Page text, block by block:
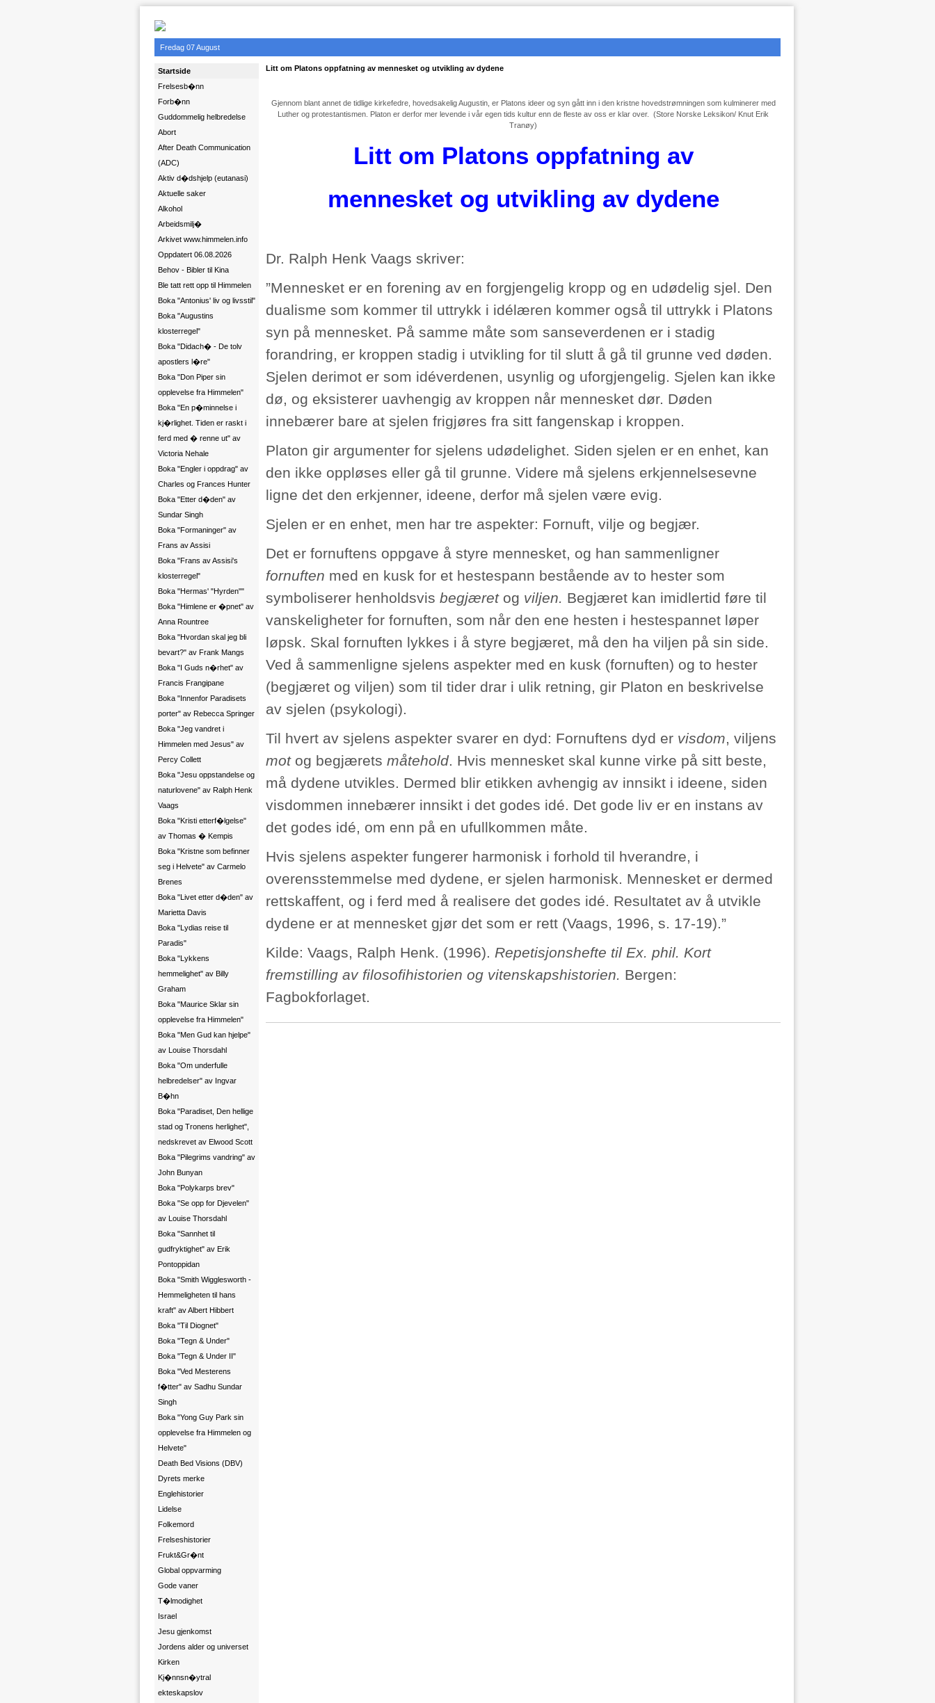
Fredag 07 August
Startside
Frelsesb�nn
Forb�nn
Guddommelig helbredelse
Abort
After Death Communication
(ADC)
Aktiv d�dshjelp (eutanasi)
Aktuelle saker
Alkohol
Arbeidsmilj�
Arkivet www.himmelen.info
Oppdatert 06.08.2026
Behov - Bibler til Kina
Ble tatt rett opp til Himmelen
Boka "Antonius' liv og livsstil"
Boka "Augustins
klosterregel"
Boka "Didach� - De tolv
apostlers l�re"
Boka "Don Piper sin
opplevelse fra Himmelen"
Boka "En p�minnelse i
kj�rlighet. Tiden er raskt i
ferd med � renne ut" av
Victoria Nehale
Boka "Engler i oppdrag" av
Charles og Frances Hunter
Boka "Etter d�den" av
Sundar Singh
Boka "Formaninger" av
Frans av Assisi
Boka "Frans av Assisi's
klosterregel"
Boka "Hermas' "Hyrden""
Boka "Himlene er �pnet" av
Anna Rountree
Boka "Hvordan skal jeg bli
bevart?" av Frank Mangs
Boka "I Guds n�rhet" av
Francis Frangipane
Boka "Innenfor Paradisets
porter" av Rebecca Springer
Boka "Jeg vandret i
Himmelen med Jesus" av
Percy Collett
Boka "Jesu oppstandelse og
naturlovene" av Ralph Henk
Vaags
Boka "Kristi etterf�lgelse"
av Thomas � Kempis
Boka "Kristne som befinner
seg i Helvete" av Carmelo
Brenes
Boka "Livet etter d�den" av
Marietta Davis
Boka "Lydias reise til
Paradis"
Boka "Lykkens
hemmelighet" av Billy
Graham
Boka "Maurice Sklar sin
opplevelse fra Himmelen"
Boka "Men Gud kan hjelpe"
av Louise Thorsdahl
Boka "Om underfulle
helbredelser" av Ingvar
B�hn
Boka "Paradiset, Den hellige
stad og Tronens herlighet",
nedskrevet av Elwood Scott
Boka "Pilegrims vandring" av
John Bunyan
Boka "Polykarps brev"
Boka "Se opp for Djevelen"
av Louise Thorsdahl
Boka "Sannhet til
gudfryktighet" av Erik
Pontoppidan
Boka "Smith Wigglesworth -
Hemmeligheten til hans
kraft" av Albert Hibbert
Boka "Til Diognet"
Boka "Tegn & Under"
Boka "Tegn & Under II"
Boka "Ved Mesterens
f�tter" av Sadhu Sundar
Singh
Boka "Yong Guy Park sin
opplevelse fra Himmelen og
Helvete"
Death Bed Visions (DBV)
Dyrets merke
Englehistorier
Lidelse
Folkemord
Frelseshistorier
Frukt&Gr�nt
Global oppvarming
Gode vaner
T�lmodighet
Israel
Jesu gjenkomst
Jordens alder og universet
Kirken
Kj�nnsn�ytral
ekteskapslov
Litt om Platons oppfatning av mennesket og utvikling av dydene
Gjennom blant annet de tidlige kirkefedre, hovedsakelig Augustin, er Platons ideer og syn gått inn i den kristne hovedstrømningen som kulminerer med
Luther og protestantismen. Platon er derfor mer levende i vår egen tids kultur enn de fleste av oss er klar over. (Store Norske Leksikon/ Knut Erik
Tranøy)
Litt om Platons oppfatning av
mennesket og utvikling av dydene
Dr. Ralph Henk Vaags skriver:
”Mennesket er en forening av en forgjengelig kropp og en udødelig sjel. Den
dualisme som kommer til uttrykk i idélæren kommer også til uttrykk i Platons
syn på mennesket. På samme måte som sanseverdenen er i stadig
forandring, er kroppen stadig i utvikling for til slutt å gå til grunne ved døden.
Sjelen derimot er som idéverdenen, usynlig og uforgjengelig. Sjelen kan ikke
dø, og eksisterer uavhengig av kroppen når mennesket dør. Døden
innebærer bare at sjelen frigjøres fra sitt fangenskap i kroppen.
Platon gir argumenter for sjelens udødelighet. Siden sjelen er en enhet, kan
den ikke oppløses eller gå til grunne. Videre må sjelens erkjennelsesevne
ligne det den erkjenner, ideene, derfor må sjelen være evig.
Sjelen er en enhet, men har tre aspekter: Fornuft, vilje og begjær.
Det er fornuftens oppgave å styre mennesket, og han sammenligner
fornuften med en kusk for et hestespann bestående av to hester som
symboliserer henholdsvis begjæret og viljen. Begjæret kan imidlertid føre til
vanskeligheter for fornuften, som når den ene hesten i hestespannet løper
løpsk. Skal fornuften lykkes i å styre begjæret, må den ha viljen på sin side.
Ved å sammenligne sjelens aspekter med en kusk (fornuften) og to hester
(begjæret og viljen) som til tider drar i ulik retning, gir Platon en beskrivelse
av sjelen (psykologi).
Til hvert av sjelens aspekter svarer en dyd: Fornuftens dyd er visdom, viljens
motog begjærets måtehold. Hvis mennesket skal kunne virke på sitt beste,
må dydene utvikles. Dermed blir etikken avhengig av innsikt i ideene, siden
visdommen innebærer innsikt i det godes idé. Det gode liv er en instans av
det godes idé, om enn på en ufullkommen måte.
Hvis sjelens aspekter fungerer harmonisk i forhold til hverandre, i
overensstemmelse med dydene, er sjelen harmonisk. Mennesket er dermed
rettskaffent, og i ferd med å realisere det godes idé. Resultatet av å utvikle
dydene er at mennesket gjør det som er rett (Vaags, 1996, s. 17-19).”
Kilde: Vaags, Ralph Henk. (1996). Repetisjonshefte til Ex. phil. Kort
fremstilling av filosofihistorien og vitenskapshistorien. Bergen:
Fagbokforlaget.